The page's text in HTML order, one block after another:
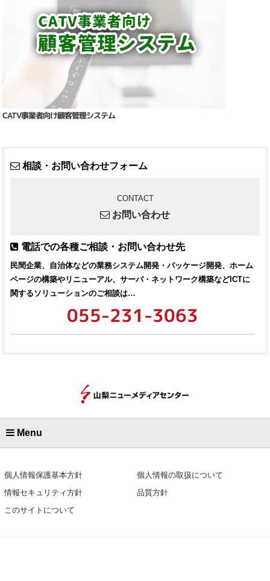
CATV事業者向け顧客管理システム
相談・お問い合わせフォーム
CONTACT
お問い合わせ
電話での各種ご相談・お問い合わせ先
民間企業、自治体などの業務システム開発・パッケージ開発、ホーム
ページの構築やリニューアル、サーバ・ネットワーク構築などICTに
関するソリューションのご相談は…
055-231-3063
Menu
個人情報保護基本方針
個人情報の取扱について
情報セキュリティ方針
品質方針
このサイトについて